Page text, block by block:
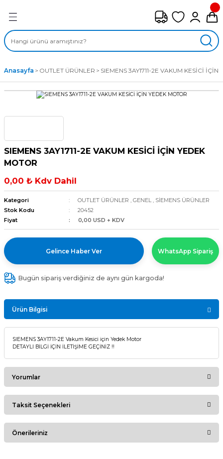
ÇEŞİTLERİ
FANLAR
FANLAR
FANLAR
Anasayfa OUTLET ÜRÜNLER SIEMENS 3AY1711-2E VAKUM KESİCİ İÇİN
SIEMENS 3AY1711-2E VAKUM KESİCİ İÇİN YEDEK
MOTOR
0,00 ₺ Kdv Dahil
Kategori OUTLET ÜRÜNLER , GENEL , SİEMENS ÜRÜNLER
Stok Kodu
20452
Fiyat
0,00 USD + KDV
Gelince Haber Ver WhatsApp Sipariş
Bugün sipariş verdiğiniz de aynı gün kargoda!
Ürün Bilgisi
SIEMENS 3AY1711-2E Vakum Kesici için Yedek Motor
DETAYLI BİLGİ İÇİN İLETİŞİME GEÇİNİZ !!
Yorumlar
Bu ürüne ilk yorumu siz yapın!
Taksit Seçenekleri
Önerileriniz